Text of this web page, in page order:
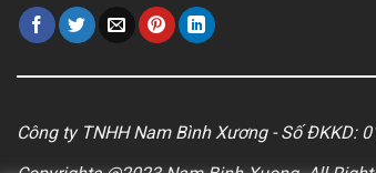
Công ty TNHH Nam Bình Xương - Số ĐKKD: